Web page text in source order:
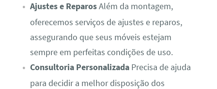
Ajustes e ReparosAlém da montagem,
oferecemos serviços de ajustes e reparos,
assegurando que seus móveis estejam
sempre em perfeitas condições de uso.
Consultoria PersonalizadaPrecisa de ajuda
para decidir a melhor disposição dos